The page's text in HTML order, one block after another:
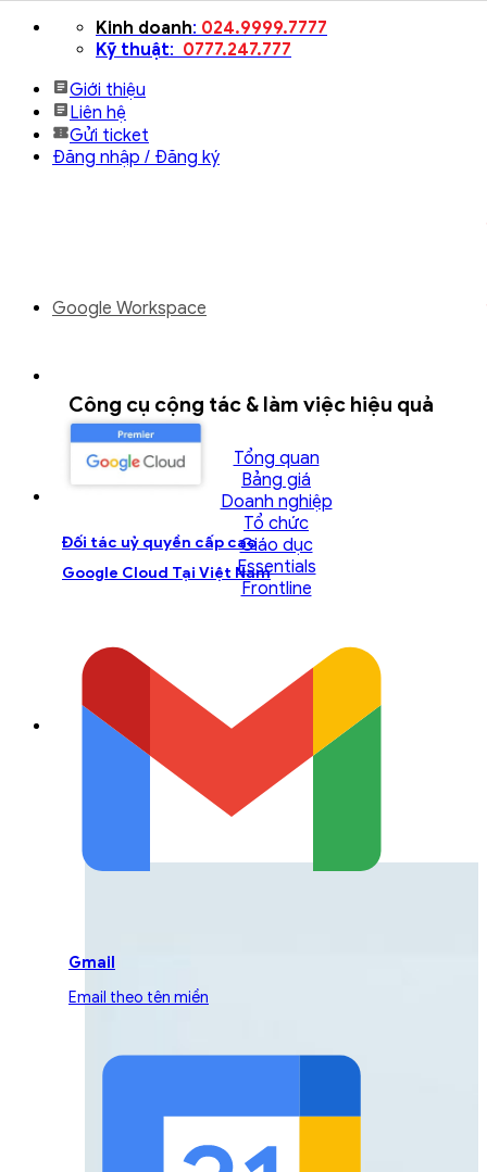
dung
Kinh doanh: 024.9999.7777
Kỹ thuật: 0777.247.777
Giới thiệu
Liên hệ
Gửi ticket
Đăng nhập / Đăng ký
Đối tác uỷ quyền cấp cao
Google Cloud Tại Việt Nam
LIÊN HỆ ĐỘI NGŨ TƯ
VẤN
Liên hệ với đội ngũ chuyên gia GCS để được
Google Workspace
Công cụ cộng tác & làm việc hiệu quả
Tổng quan
Bảng giá
Doanh nghiệp
Tổ chức
Giáo dục
Essentials
Frontline
Gmail
Email theo tên miền